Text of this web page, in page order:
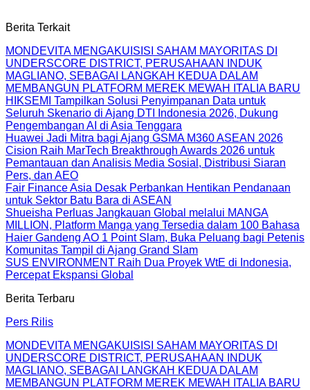
Berita Terkait
MONDEVITA MENGAKUISISI SAHAM MAYORITAS DI
UNDERSCORE DISTRICT, PERUSAHAAN INDUK
MAGLIANO, SEBAGAI LANGKAH KEDUA DALAM
MEMBANGUN PLATFORM MEREK MEWAH ITALIA BARU
HIKSEMI Tampilkan Solusi Penyimpanan Data untuk
Seluruh Skenario di Ajang DTI Indonesia 2026, Dukung
Pengembangan AI di Asia Tenggara
Huawei Jadi Mitra bagi Ajang GSMA M360 ASEAN 2026
Cision Raih MarTech Breakthrough Awards 2026 untuk
Pemantauan dan Analisis Media Sosial, Distribusi Siaran
Pers, dan AEO
Fair Finance Asia Desak Perbankan Hentikan Pendanaan
untuk Sektor Batu Bara di ASEAN
Shueisha Perluas Jangkauan Global melalui MANGA
MILLION, Platform Manga yang Tersedia dalam 100 Bahasa
Haier Gandeng AO 1 Point Slam, Buka Peluang bagi Petenis
Komunitas Tampil di Ajang Grand Slam
SUS ENVIRONMENT Raih Dua Proyek WtE di Indonesia,
Percepat Ekspansi Global
Berita Terbaru
Pers Rilis
MONDEVITA MENGAKUISISI SAHAM MAYORITAS DI
UNDERSCORE DISTRICT, PERUSAHAAN INDUK
MAGLIANO, SEBAGAI LANGKAH KEDUA DALAM
MEMBANGUN PLATFORM MEREK MEWAH ITALIA BARU